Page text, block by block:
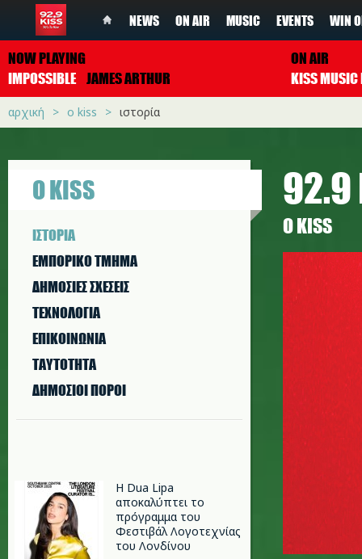
NEWS ON AIR MUSIC EVENTS WIN
NOW PLAYING
IMPOSSIBLE JAMES ARTHUR
ON AIR
αρχική ο kiss ιστορία
Ο KISS
ΙΣΤΟΡΙΑ
ΕΜΠΟΡΙΚΟ ΤΜΗΜΑ
ΔΗΜΟΣΙΕΣ ΣΧΕΣΕΙΣ
ΤΕΧΝΟΛΟΓΙΑ
ΕΠΙΚΟΙΝΩΝΙΑ
ΤΑΥΤΟΤΗΤΑ
ΔΗΜΟΣΙΟΙ ΠΟΡΟΙ
Η Dua Lipa
αποκαλύπτει το
πρόγραμμα του
Φεστιβάλ Λογοτεχνίας
του Λονδίνου
92.9
Ο KISS